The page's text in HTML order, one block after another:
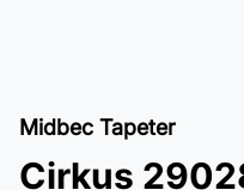
Midbec Tapeter
Cirkus